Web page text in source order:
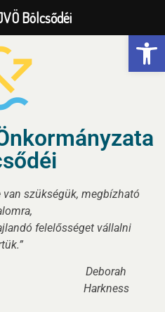
van szükségük, megbízható
felelősséget vállalni
Deborah
Harkness
Bölcsődéi